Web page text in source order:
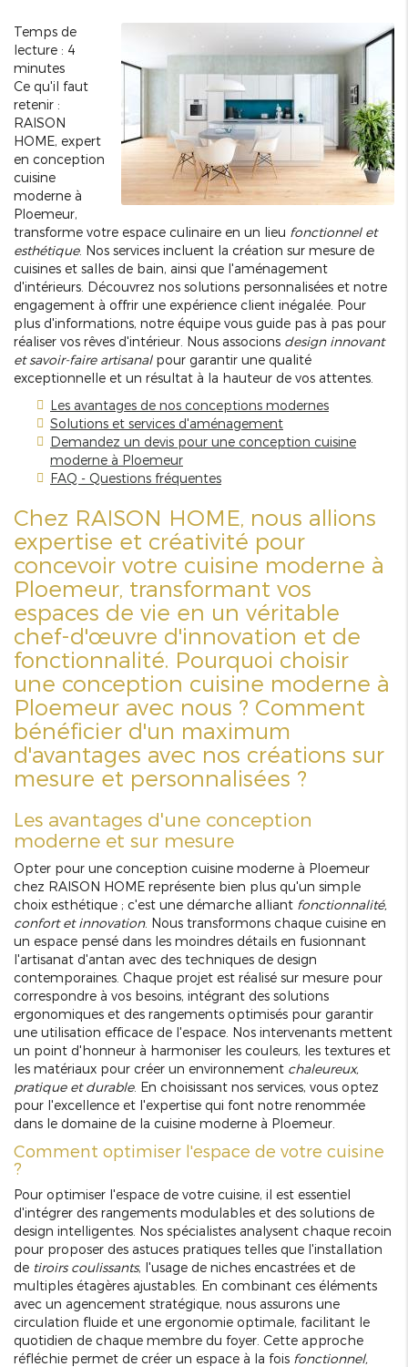
Temps de
lecture : 4
minutes
Ce qu'il faut
retenir :
RAISON
HOME, expert
en conception
cuisine
moderne à
Ploemeur,
transforme votre espace culinaire en un lieu fonctionnel et
esthétique. Nos services incluent la création sur mesure de
cuisines et salles de bain, ainsi que l'aménagement
d'intérieurs. Découvrez nos solutions personnalisées et notre
engagement à offrir une expérience client inégalée. Pour
plus d'informations, notre équipe vous guide pas à pas pour
réaliser vos rêves d'intérieur. Nous associons design innovant
et savoir-faire artisanalpour garantir une qualité
exceptionnelle et un résultat à la hauteur de vos attentes.
Les avantages de nos conceptions modernes
Solutions et services d'aménagement
Demandez un devis pour une conception cuisine
moderne à Ploemeur
FAQ - Questions fréquentes
Chez RAISON HOME, nous allions
expertise et créativité pour
concevoir votre cuisine moderne à
Ploemeur, transformant vos
espaces de vie en un véritable
chef-d'œuvre d'innovation et de
fonctionnalité. Pourquoi choisir
une conception cuisine moderne à
Ploemeur avec nous ? Comment
bénéficier d'un maximum
d'avantages avec nos créations sur
mesure et personnalisées ?
Les avantages d'une conception
moderne et sur mesure
Opter pour une conception cuisine moderne à Ploemeur
chez RAISON HOME représente bien plus qu'un simple
choix esthétique ; c'est une démarche alliant fonctionnalité,
confort et innovation. Nous transformons chaque cuisine en
un espace pensé dans les moindres détails en fusionnant
l'artisanat d'antan avec des techniques de design
contemporaines. Chaque projet est réalisé sur mesure pour
correspondre à vos besoins, intégrant des solutions
ergonomiques et des rangements optimisés pour garantir
une utilisation efficace de l'espace. Nos intervenants mettent
un point d'honneur à harmoniser les couleurs, les textures et
les matériaux pour créer un environnement chaleureux,
pratique et durable. En choisissant nos services, vous optez
pour l'excellence et l'expertise qui font notre renommée
dans le domaine de la cuisine moderne à Ploemeur.
Comment optimiser l'espace de votre cuisine
?
Pour optimiser l'espace de votre cuisine, il est essentiel
d'intégrer des rangements modulables et des solutions de
design intelligentes. Nos spécialistes analysent chaque recoin
pour proposer des astuces pratiques telles que l'installation
de tiroirs coulissants, l'usage de niches encastrées et de
multiples étagères ajustables. En combinant ces éléments
avec un agencement stratégique, nous assurons une
circulation fluide et une ergonomie optimale, facilitant le
quotidien de chaque membre du foyer. Cette approche
réfléchie permet de créer un espace à la fois fonctionnel,